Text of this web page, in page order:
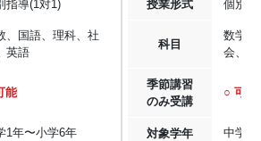
指導(1対1)
、国語、理科、社
英語
能
1年〜小学6年
授業形式 個別指
科目
数学、
会、英
季節講習
のみ受講
○ 可能
対象学年 中学1